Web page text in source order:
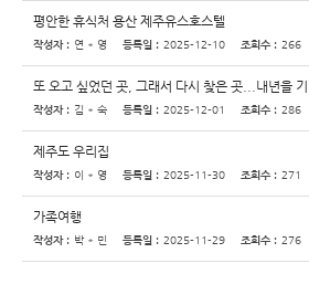
평안한 휴식처 용산 제주유스호스텔
작성자 : 연 * 영 등록일 : 2025-12-10 조회수 : 266
또 오고 싶었던 곳, 그래서 다시 찾은 곳...내년을
작성자 : 김 * 숙 등록일 : 2025-12-01 조회수 : 286
제주도 우리집
작성자 : 이 * 영 등록일 : 2025-11-30 조회수 : 271
가족여행
작성자 : 박 * 민 등록일 : 2025-11-29 조회수 : 276